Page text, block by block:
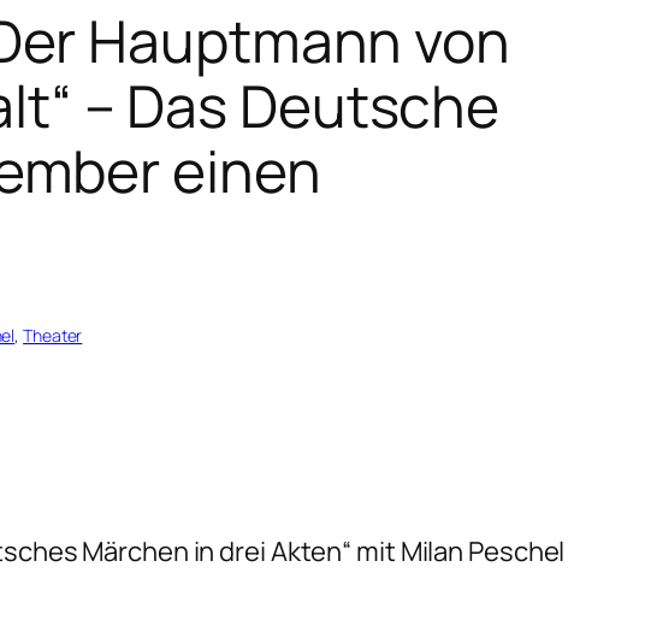
Hauptmann von
– Das Deutsche
einen
, Theater
Märchen in drei Akten“ mit Milan Peschel